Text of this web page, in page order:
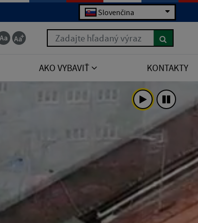
Slovenčina
Zadajte hľadaný výraz
AKO VYBAVIŤ KONTAKTY